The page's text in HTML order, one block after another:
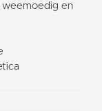
weemoedig en